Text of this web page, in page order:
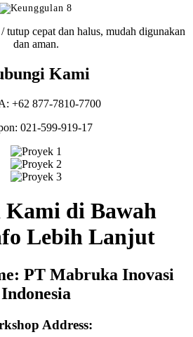
tutup cepat dan halus, mudah digunakan
dan aman.
Kami
+62 877-7810-7700
021-599-919-17
di Bawah
Lebih Lanjut
PT Mabruka Inovasi
Indonesia
Address: